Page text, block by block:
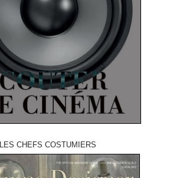
LES CHEFS COSTUMIERS